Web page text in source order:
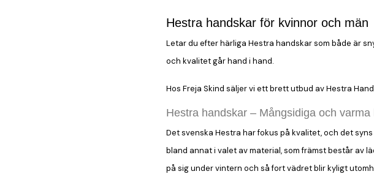
Hestra handskar för kvinnor och män
Letar du efter härliga Hestra handskar som både är
och kvalitet går hand i hand.
Hos Freja Skind säljer vi ett brett utbud av Hestra
Hestra handskar – Mångsidiga och
Det svenska Hestra har fokus på kvalitet, och det
bland annat i valet av material, som främst består av
på sig under vintern och så fort vädret blir kyligt